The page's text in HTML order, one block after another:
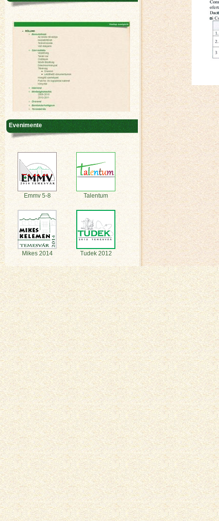
Evenimente
Emmv 5-8 Talentum
Mikes 2014 Tudek 2012